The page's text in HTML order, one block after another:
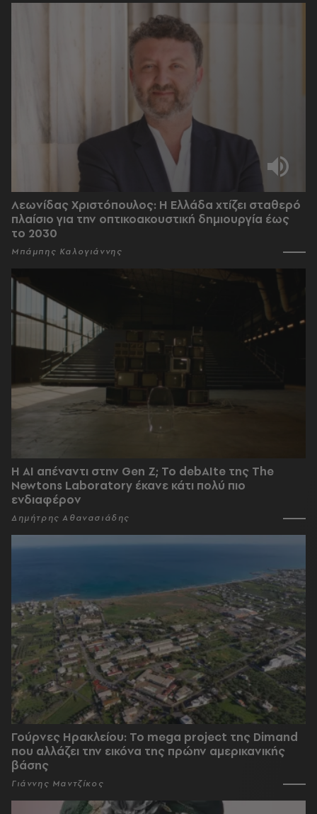
Λεωνίδας Χριστόπουλος: Η Ελλάδα χτίζει σταθερό
πλαίσιο για την οπτικοακουστική δημιουργία έως
το 2030
Μπάμπης Καλογιάννης
Η AI απέναντι στην Gen Z; Το debAIte της The
Newtons Laboratory έκανε κάτι πολύ πιο
ενδιαφέρον
Δημήτρης Αθανασιάδης
Γούρνες Ηρακλείου: To mega project της Dimand
που αλλάζει την εικόνα της πρώην αμερικανικής
βάσης
Γιάννης Μαντζίκος